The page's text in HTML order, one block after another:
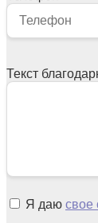
Текст
Я даю свое